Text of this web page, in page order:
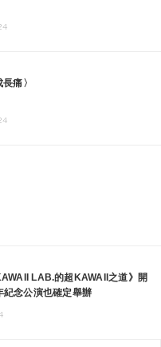
痛〉
LAB.的超KAWAII之道》開
念公演也確定舉辦